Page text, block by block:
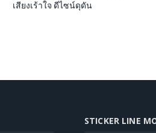
เสียงเร้าใจ ดีไซน์ดุดัน
STICKER LINE